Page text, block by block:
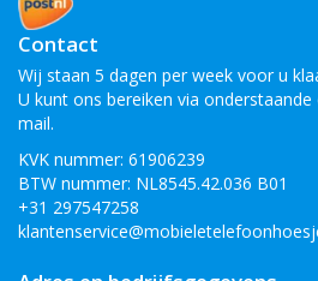
Contact
Wij staan 5 dagen per week voor u
U kunt ons bereiken via
mail.
KVK nummer: 61906239
BTW nummer: NL8545.42.036 B01
+31 297547258